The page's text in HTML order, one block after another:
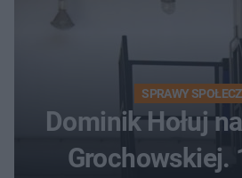
SPRAWY
Dominik Hołuj
Grochowskiej.